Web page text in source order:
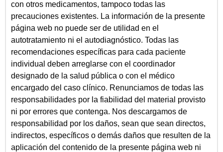
con otros medicamentos, tampoco todas las
precauciones existentes. La información de la presente
página web no puede ser de utilidad en el
autotratamiento ni el autodiagnóstico. Todas las
recomendaciones específicas para cada paciente
individual deben arreglarse con el coordinador
designado de la salud pública o con el médico
encargado del caso clínico. Renunciamos de todas las
responsabilidades por la fiabilidad del material provisto
ni por errores que contenga. Nos descargamos de
responsabilidad por los daños, sean que sean directos,
indirectos, específicos o demás daños que resulten de la
aplicación del contenido de la presente página web ni